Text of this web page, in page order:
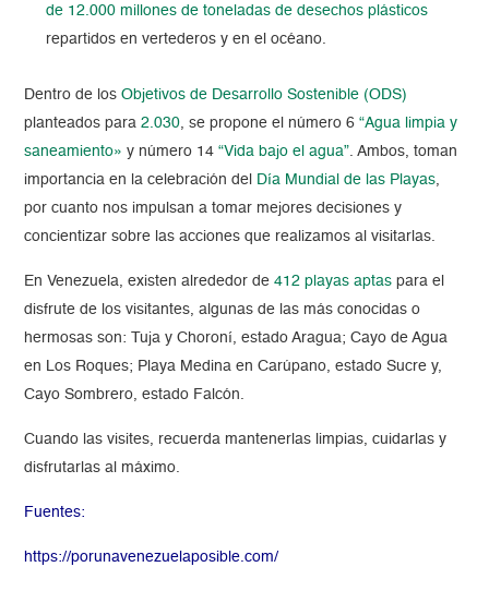
de 12.000 millones de toneladas de desechos plásticos
repartidos en vertederos y en el océano.
Dentro de losObjetivos de Desarrollo Sostenible (ODS)
planteados para2.030, se propone el número 6“Agua limpia y
saneamiento» y número 14“Vida bajo el agua”. Ambos, toman
importancia en la celebración del
Día Mundial de las Playas,
por cuanto nos impulsan a tomar mejores decisiones y
concientizar sobre las acciones que realizamos al visitarlas.
En Venezuela, existen alrededor de412 playas aptas para el
disfrute de los visitantes, algunas de las más conocidas o
hermosas son: Tuja y Choroní, estado Aragua; Cayo de Agua
en Los Roques; Playa Medina en Carúpano, estado Sucre y,
Cayo Sombrero, estado Falcón.
Cuando las visites, recuerda mantenerlas limpias, cuidarlas y
disfrutarlas al máximo.
Fuentes:
https://porunavenezuelaposible.com/